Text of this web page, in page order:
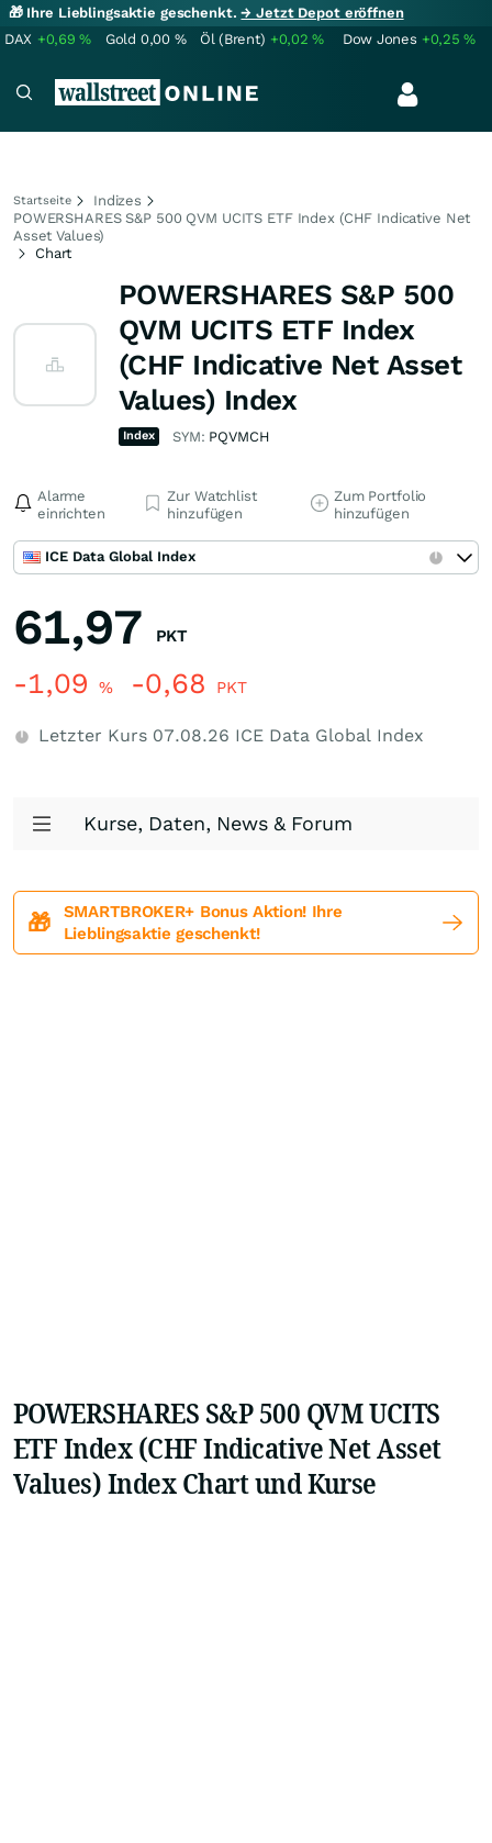
🎁 Ihre Lieblingsaktie geschenkt.→ Jetzt Depot eröffnen
DAX +0,69% Gold 0,00 % Öl (Brent) +0,02% Dow Jones +0,25%
Startseite
Indizes
POWERSHARES S&P 500 QVM UCITS ETF Index (CHF Indicative Net
Asset Values)
Chart
POWERSHARES S&P 500
QVM UCITS ETF Index
(CHF Indicative Net Asset
Values) Index
Index SYM: PQVMCH
Alarme
einrichten
Zur Watchlist
hinzufügen
Zum Portfolio
hinzufügen
ICE Data Global Index
61,97 PKT
-1,09 % -0,68 PKT
Letzter Kurs 07.08.26 ICE Data Global Index
Kurse, Daten, News & Forum
🎁
SMARTBROKER+ Bonus Aktion! Ihre
Lieblingsaktie geschenkt!
POWERSHARES S&P 500 QVM UCITS
ETF Index (CHF Indicative Net Asset
Values) Index Chart und Kurse